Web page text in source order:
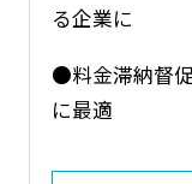
る企業に
●料金滞納督
に最適